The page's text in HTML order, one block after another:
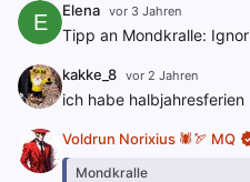
E Elena vor 3 Jahren
Tipp an Mondkralle:
kakke_8 vor 2 Jahren
ich habe halbjahresferien
Voldrun Norixius 🕷️🏹 MQ
Mondkralle